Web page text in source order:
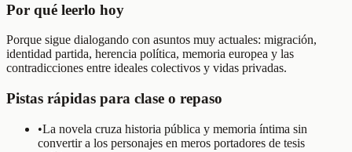
Por qué leerlo hoy
Porque sigue dialogando con asuntos muy actuales: migración,
identidad partida, herencia política, memoria europea y las
contradicciones entre ideales colectivos y vidas privadas.
Pistas rápidas para clase o repaso
•La novela cruza historia pública y memoria íntima sin
convertir a los personajes en meros portadores de tesis